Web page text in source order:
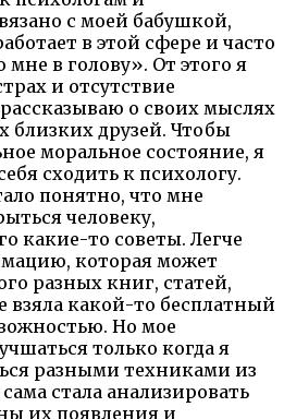
с моей бабушкой,
в этой сфере и часто
мне в голову». От этого я
и отсутствие
о своих мыслях
близких друзей. Чтобы
моральное состояние, я
сходить к психологу.
понятно, что мне
человеку,
какие-то советы. Легче
которая может
разных книг, статей,
взяла какой-то бесплатный
Но мое
только когда я
разными техниками из
стала анализировать
их появления и